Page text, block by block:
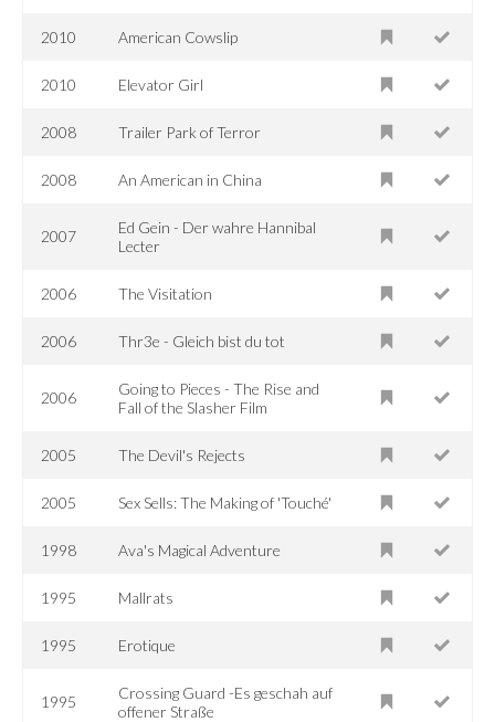
2010 American Cowslip
2010 Elevator Girl
2008 Trailer Park of Terror
2008 An American in China
2007
Ed Gein - Der wahre Hannibal
Lecter
2006 The Visitation
2006 Thr3e - Gleich bist du tot
2006
Going to Pieces - The Rise and
Fall of the Slasher Film
2005 The Devil's Rejects
2005 Sex Sells: The Making of 'Touché'
1998 Ava's Magical Adventure
1995 Mallrats
1995 Erotique
1995
Crossing Guard -Es geschah auf
offener Straße